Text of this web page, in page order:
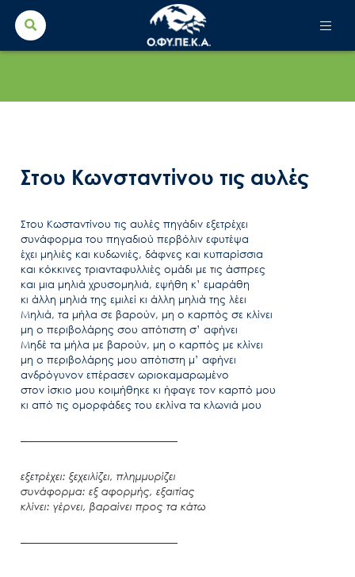
Search
for:
Στου Κωνσταντίνου τις αυλές
Στου Κωσταντίνου τις αυλές πηγάδιν εξετρέχει
συνάφορμα του πηγαδιού περβόλιν εφυτέψα
έχει μηλιές και κυδωνιές, δάφνες και κυπαρίσσια
και κόκκινες τριανταφυλλιές ομάδι με τις άσπρες
και μια μηλιά χρυσομηλιά, εψήθη κ’ εμαράθη
κι άλλη μηλιά της εμιλεί κι άλλη μηλιά της λέει
Μηλιά, τα μήλα σε βαρούν, μη ο καρπός σε κλίνει
μη ο περιβολάρης σου απότιστη σ’ αφήνει
Μηδέ τα μήλα με βαρούν, μη ο καρπός με κλίνει
μη ο περιβολάρης μου απότιστη μ’ αφήνει
ανδρόγυνον επέρασεν ωριοκαμαρωμένο
στον ίσκιο μου κοιμήθηκε κι ήφαγε τον καρπό μου
κι από τις ομορφάδες του εκλίνα τα κλωνιά μου
εξετρέχει: ξεχειλίζει, πλημμυρίζει
συνάφορμα: εξ αφορμής, εξαιτίας
κλίνει: γέρνει, βαραίνει προς τα κάτω